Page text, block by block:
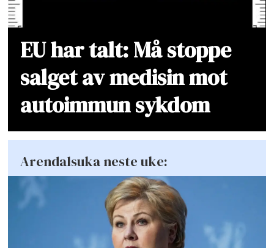
EU har talt: Må stoppe
salget av medisin mot
autoimmun sykdom
Arendalsuka neste uke: